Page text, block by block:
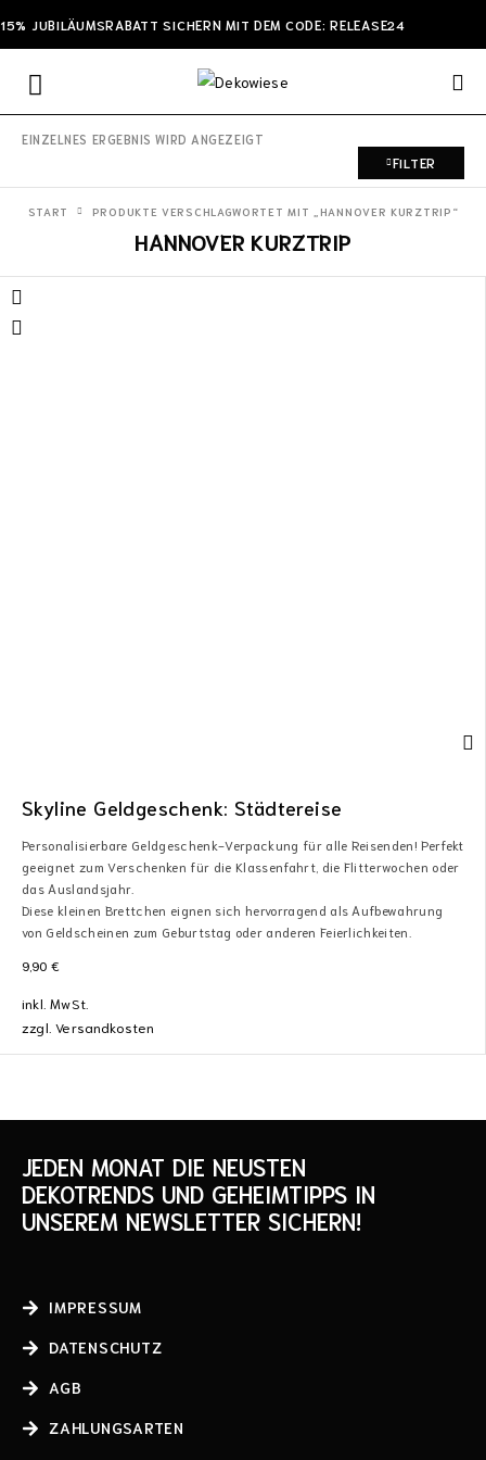
15% JUBILÄUMSRABATT SICHERN MIT DEM CODE: RELEASE24
EINZELNES ERGEBNIS WIRD ANGEZEIGT
FILTER
HANNOVER KURZTRIP
START PRODUKTE VERSCHLAGWORTET MIT „HANNOVER KURZTRIP“
Skyline Geldgeschenk: Städtereise
Personalisierbare Geldgeschenk-Verpackung für alle Reisenden! Perfekt
geeignet zum Verschenken für die Klassenfahrt, die Flitterwochen oder
das Auslandsjahr.
Diese kleinen Brettchen eignen sich hervorragend als Aufbewahrung
von Geldscheinen zum Geburtstag oder anderen Feierlichkeiten.
9,90 €
inkl. MwSt.
zzgl.Versandkosten
JEDEN MONAT DIE NEUSTEN
DEKOTRENDS UND GEHEIMTIPPS IN
UNSEREM NEWSLETTER SICHERN!
IMPRESSUM
DATENSCHUTZ
AGB
ZAHLUNGSARTEN